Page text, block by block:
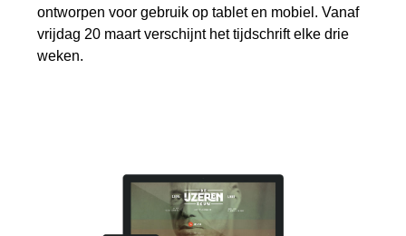
ontworpen voor gebruik op tablet en mobiel. Vanaf
vrijdag 20 maart verschijnt het tijdschrift elke drie
weken.